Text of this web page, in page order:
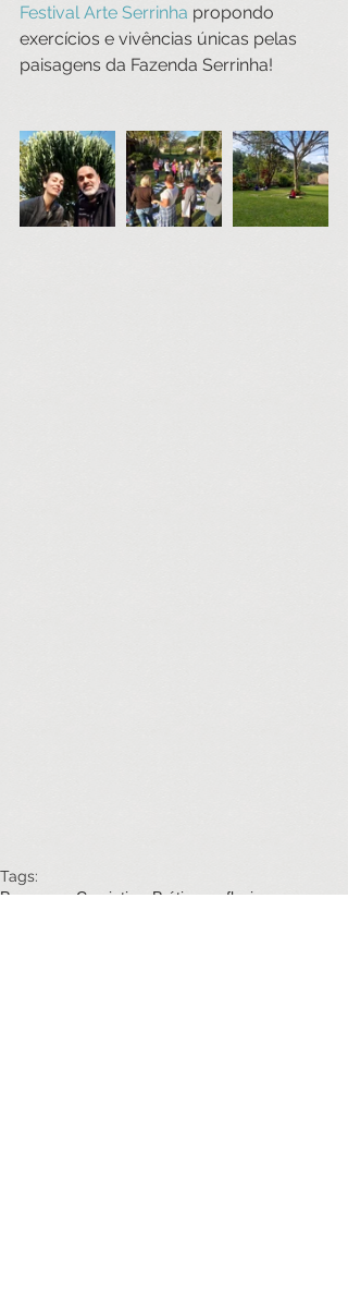
Festival Arte Serrinha propondo
exercícios e vivências únicas pelas
paisagens da Fazenda Serrinha!
Tags:
Processos CocriativosPráticas reflexivas